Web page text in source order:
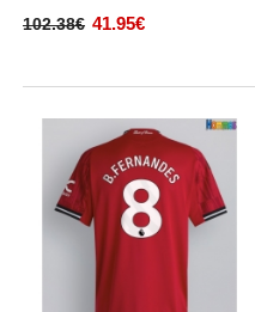
102.38€ 41.95€